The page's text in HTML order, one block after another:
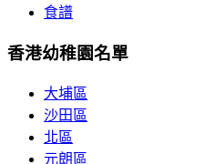
食譜
香港幼稚園名單
大埔區
沙田區
北區
元朗區